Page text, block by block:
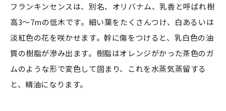
フランキンセンスは、別名、オリバナム、乳香と呼ばれ樹
高3〜7mの低木です。細い葉をたくさんつけ、白あるいは
淡紅色の花を咲かせます。幹に傷をつけると、乳白色の油
質の樹脂が滲み出ます。樹脂はオレンジがかった茶色のガ
ムのような形で変色して固まり、これを水蒸気蒸留する
と、精油になります。